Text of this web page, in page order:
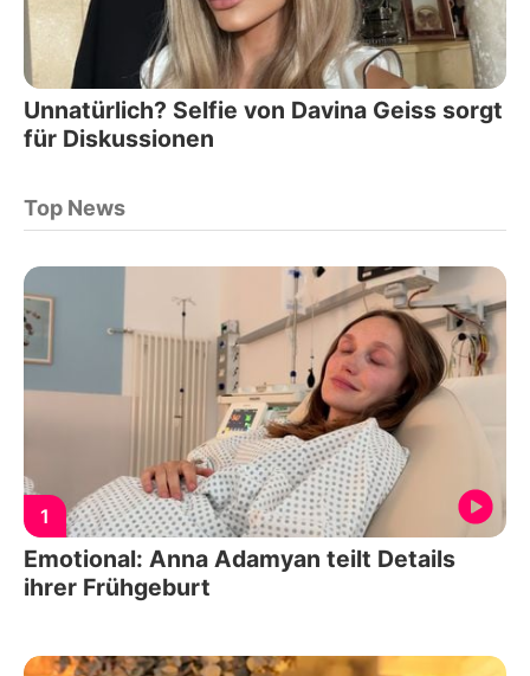
Unnatürlich? Selfie von Davina Geiss sorgt
für Diskussionen
Top News
1
Emotional: Anna Adamyan teilt Details
ihrer Frühgeburt